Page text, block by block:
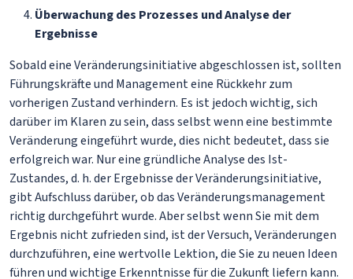
Überwachung des Prozesses und Analyse der
Ergebnisse
Sobald eine Veränderungsinitiative abgeschlossen ist, sollten
Führungskräfte und Management eine Rückkehr zum
vorherigen Zustand verhindern. Es ist jedoch wichtig, sich
darüber im Klaren zu sein, dass selbst wenn eine bestimmte
Veränderung eingeführt wurde, dies nicht bedeutet, dass sie
erfolgreich war. Nur eine gründliche Analyse des Ist-
Zustandes, d. h. der Ergebnisse der Veränderungsinitiative,
gibt Aufschluss darüber, ob das Veränderungsmanagement
richtig durchgeführt wurde. Aber selbst wenn Sie mit dem
Ergebnis nicht zufrieden sind, ist der Versuch, Veränderungen
durchzuführen, eine wertvolle Lektion, die Sie zu neuen Ideen
führen und wichtige Erkenntnisse für die Zukunft liefern kann.